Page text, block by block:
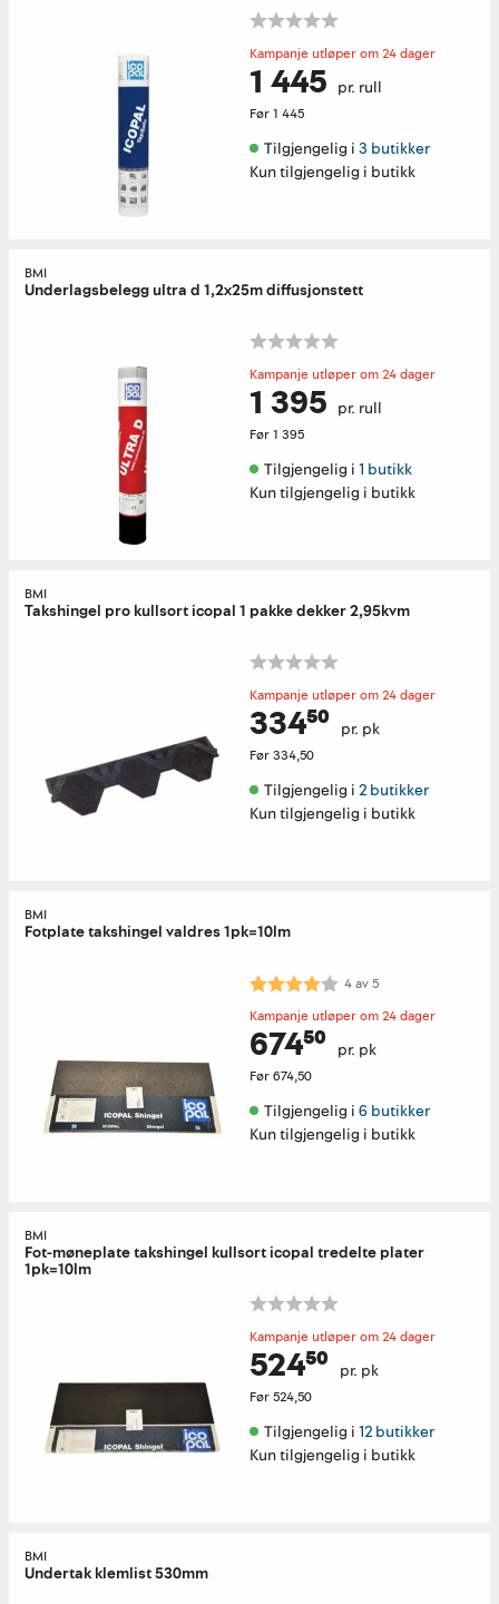
Kampanje utløper om 24 dager
1 445 pr. rull
Før1 445
Tilgjengelig i 3 butikker
Kun tilgjengelig i butikk
BMI
Underlagsbelegg ultra d 1,2x25m diffusjonstett
Kampanje utløper om 24 dager
1 395 pr. rull
Før1 395
Tilgjengelig i 1 butikk
Kun tilgjengelig i butikk
BMI
Takshingel pro kullsort icopal 1 pakke dekker 2,95kvm
Kampanje utløper om 24 dager
334⁵⁰ pr. pk
Før334,50
Tilgjengelig i 2 butikker
Kun tilgjengelig i butikk
BMI
Fotplate takshingel valdres 1pk=10lm
Karakter: 4.0 av 5 mulige
4av5
Kampanje utløper om 24 dager
674⁵⁰ pr. pk
Før674,50
Tilgjengelig i 6 butikker
Kun tilgjengelig i butikk
BMI
Fot-møneplate takshingel kullsort icopal tredelte plater
1pk=10lm
Kampanje utløper om 24 dager
524⁵⁰ pr. pk
Før524,50
Tilgjengelig i 12 butikker
Kun tilgjengelig i butikk
BMI
Undertak klemlist 530mm